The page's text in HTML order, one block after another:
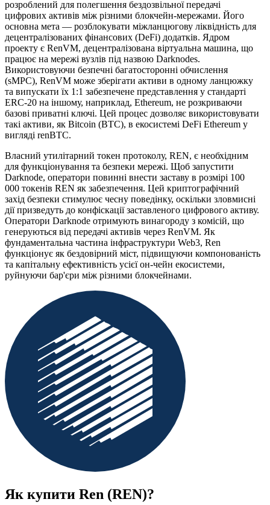
розроблений для полегшення бездозвільної передачі
цифрових активів між різними блокчейн-мережами. Його
основна мета — розблокувати міжланцюгову ліквідність для
децентралізованих фінансових (DeFi) додатків. Ядром
проекту є RenVM, децентралізована віртуальна машина, що
працює на мережі вузлів під назвою Darknodes.
Використовуючи безпечні багатосторонні обчислення
(sMPC), RenVM може зберігати активи в одному ланцюжку
та випускати їх 1:1 забезпечене представлення у стандарті
ERC-20 на іншому, наприклад, Ethereum, не розкриваючи
базові приватні ключі. Цей процес дозволяє використовувати
такі активи, як Bitcoin (BTC), в екосистемі DeFi Ethereum у
вигляді renBTC.
Власний утилітарний токен протоколу, REN, є необхідним
для функціонування та безпеки мережі. Щоб запустити
Darknode, оператори повинні внести заставу в розмірі 100
000 токенів REN як забезпечення. Цей криптографічний
захід безпеки стимулює чесну поведінку, оскільки зловмисні
дії призведуть до конфіскації заставленого цифрового активу.
Оператори Darknode отримують винагороду з комісій, що
генеруються від передачі активів через RenVM. Як
фундаментальна частина інфраструктури Web3, Ren
функціонує як бездовірний міст, підвищуючи компонованість
та капітальну ефективність усієї он-чейн екосистеми,
руйнуючи бар'єри між різними блокчейнами.
Як купити Ren (REN)?